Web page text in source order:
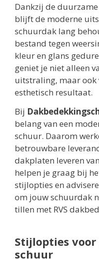
Dankzij de duurzame
blijft de moderne
schuurdak lang
bestand tegen
kleur en glans
geniet je niet alleen
uitstraling, maar ook
esthetisch resultaat.
Bij
belang van een
schuur. Daarom
betrouwbare
dakplaten leveren
helpen je graag bij
stijlopties en
om jouw schuurdak
tillen met RVS
Stijlopties voor
schuur